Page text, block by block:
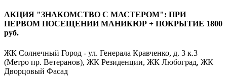
АКЦИЯ "ЗНАКОМСТВО С МАСТЕРОМ": ПРИ
ПЕРВОМ ПОСЕЩЕНИИ МАНИКЮР + ПОКРЫТИЕ 1800
руб.
ЖК Солнечный Город - ул. Генерала Кравченко, д. 3 к.3
(Метро пр. Ветеранов), ЖК Резиденции, ЖК Любоград, ЖК
Дворцовый Фасад